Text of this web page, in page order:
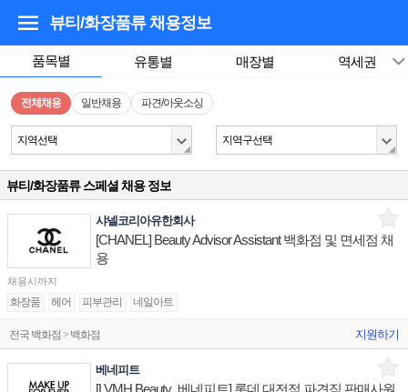
뷰티/화장품류채용정보
품목별 유통별 매장별 역세권
전체채용 일반채용 파견/아웃소싱
지역선택 지역구선택
뷰티/화장품류 스페셜 채용 정보
샤넬코리아유한회사
[CHANEL] Beauty Advisor Assistant 백화점 및 면세점 채
용
채용시까지
화장품 헤어 피부관리 네일아트
전국 백화점 > 백화점 지원하기
베네피트
[LVMH Beauty_베네피트] 롯데 대전점 파견직 판매사원